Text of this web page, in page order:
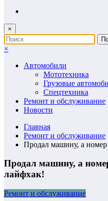
×
×
Автомобили
Мототехника
Грузовые
Спецтехника
Ремонт и обслуживание
Новости
Главная
Ремонт и обслуживание
Продал машину, а номер
Продал машину, а
лайфхак!
Ремонт и обслуживание